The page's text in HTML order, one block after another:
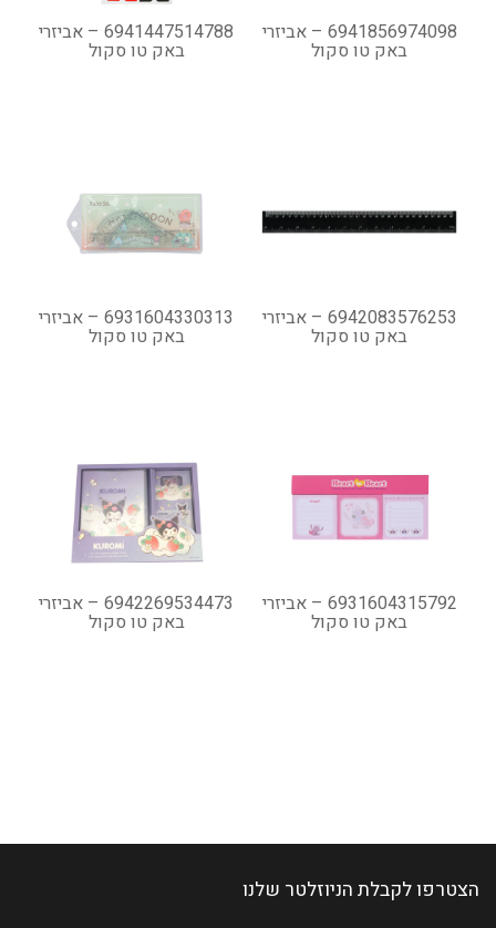
6941856974098 – אביזרי
באק טו סקול
6941447514788 – אביזרי
באק טו סקול
6942083576253 – אביזרי
באק טו סקול
6931604330313 – אביזרי
באק טו סקול
6931604315792 – אביזרי
באק טו סקול
6942269534473 – אביזרי
באק טו סקול
הצטרפו לקבלת הניוזלטר שלנו